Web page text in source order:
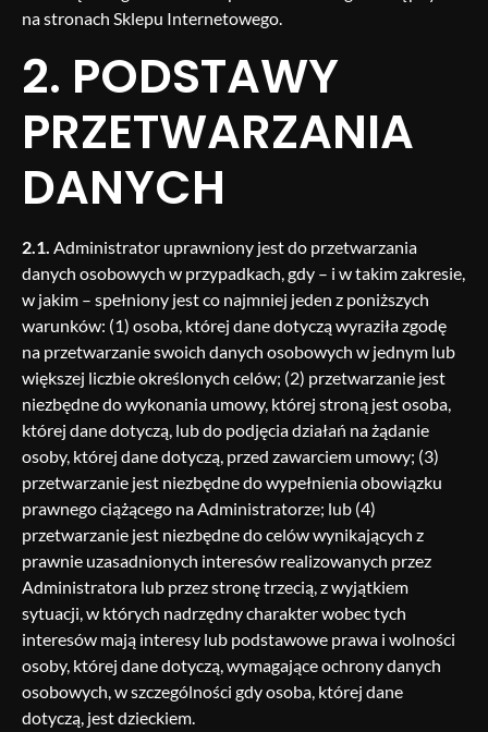
na stronach Sklepu Internetowego.
2. PODSTAWY
PRZETWARZANIA
DANYCH
2.1. Administrator uprawniony jest do przetwarzania
danych osobowych w przypadkach, gdy – i w takim zakresie,
w jakim – spełniony jest co najmniej jeden z poniższych
warunków: (1) osoba, której dane dotyczą wyraziła zgodę
na przetwarzanie swoich danych osobowych w jednym lub
większej liczbie określonych celów; (2) przetwarzanie jest
niezbędne do wykonania umowy, której stroną jest osoba,
której dane dotyczą, lub do podjęcia działań na żądanie
osoby, której dane dotyczą, przed zawarciem umowy; (3)
przetwarzanie jest niezbędne do wypełnienia obowiązku
prawnego ciążącego na Administratorze; lub (4)
przetwarzanie jest niezbędne do celów wynikających z
prawnie uzasadnionych interesów realizowanych przez
Administratora lub przez stronę trzecią, z wyjątkiem
sytuacji, w których nadrzędny charakter wobec tych
interesów mają interesy lub podstawowe prawa i wolności
osoby, której dane dotyczą, wymagające ochrony danych
osobowych, w szczególności gdy osoba, której dane
dotyczą, jest dzieckiem.